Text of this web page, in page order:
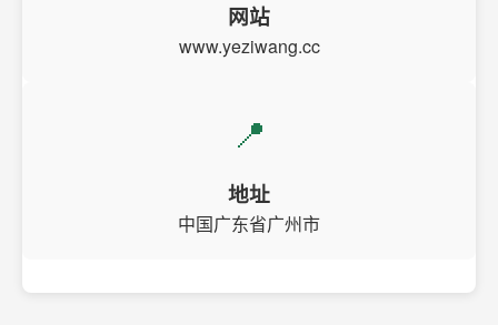
网站
www.yeziwang.cc
📍
地址
中国广东省广州市